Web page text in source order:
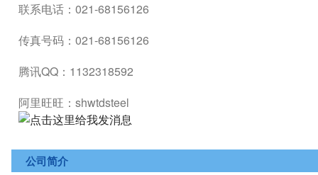
联系电话：021-68156126
传真号码：021-68156126
腾讯QQ：1132318592
阿里旺旺：shwtdsteel
公司简介